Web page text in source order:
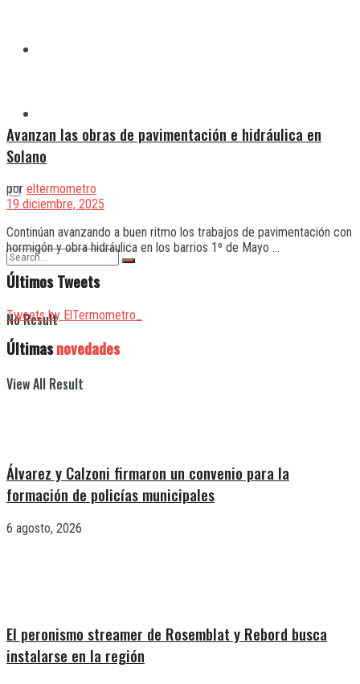
No Result
View All Result
Avanzan las obras de pavimentación e hidráulica en
Solano
por eltermometro
19 diciembre, 2025
Continúan avanzando a buen ritmo los trabajos de pavimentación con
hormigón y obra hidráulica en los barrios 1º de Mayo ...
Últimos Tweets
Tweets by ElTermometro_
Últimasnovedades
Álvarez y Calzoni firmaron un convenio para la
formación de policías municipales
6 agosto, 2026
El peronismo streamer de Rosemblat y Rebord busca
instalarse en la región